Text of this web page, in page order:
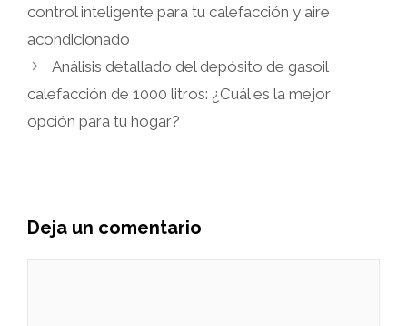
control inteligente para tu calefacción y aire
acondicionado
Análisis detallado del depósito de gasoil
calefacción de 1000 litros: ¿Cuál es la mejor
opción para tu hogar?
Deja un comentario